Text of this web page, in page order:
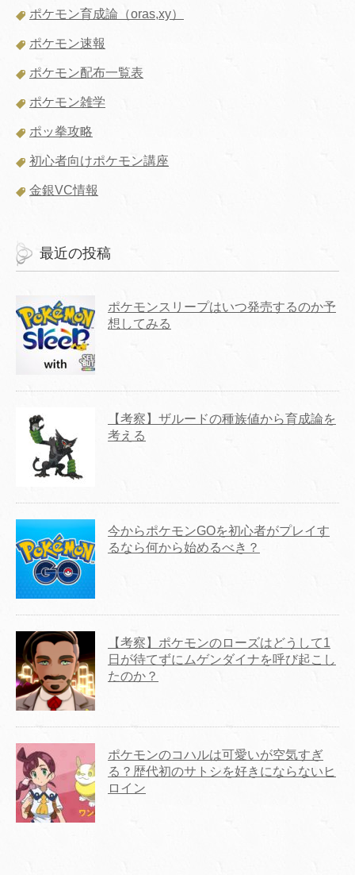
ポケモン育成論（oras,xy）
ポケモン速報
ポケモン配布一覧表
ポケモン雑学
ポッ拳攻略
初心者向けポケモン講座
金銀VC情報
最近の投稿
ポケモンスリープはいつ発売するのか予
想してみる
【考察】ザルードの種族値から育成論を
考える
今からポケモンGOを初心者がプレイす
るなら何から始めるべき？
【考察】ポケモンのローズはどうして1
日が待てずにムゲンダイナを呼び起こし
たのか？
ポケモンのコハルは可愛いが空気すぎ
る？歴代初のサトシを好きにならないヒ
ロイン